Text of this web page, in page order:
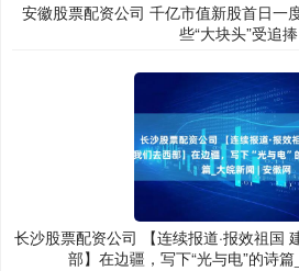
安徽股票配资公司 千亿市值新股首日一
些“大块头”受追
长沙股票配资公司 【连续报道·报效祖国
部】在边疆，写下“光与电”的诗